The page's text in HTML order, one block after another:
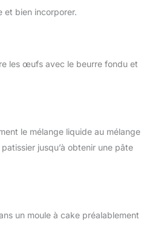
et bien incorporer.
les œufs avec le beurre fondu et
le mélange liquide au mélange
jusqu’à obtenir une pâte
un moule à cake préalablement